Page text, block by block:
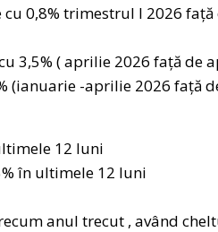
0,8% trimestrul I 2026
3,5% ( aprilie 2026 față de
(ianuarie -aprilie 2026 față
12 luni
în ultimele 12 luni
anul trecut , având